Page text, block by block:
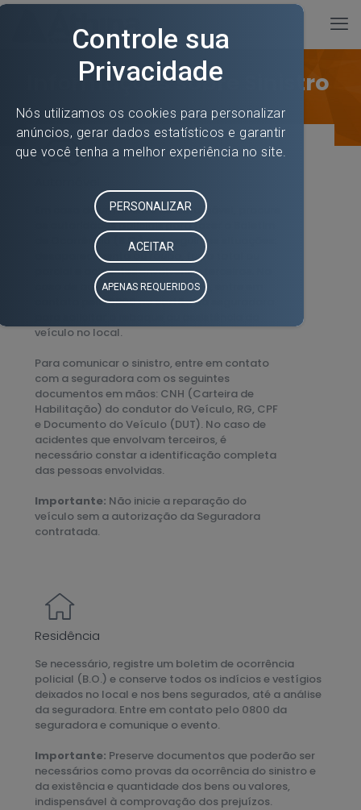
Informações sobre Sinistro
Em caso de um sinistro de automóvel, procure
as autoridades policiais para fazer o Boletim
de Ocorrência (B.O.) nas seguintes situações:
desaparecimento ou roubo, furto total ou
parcial e acidentes envolvendo terceiros. No
caso de acidentes, se necessário, entre em
contato pelo 0800 no cartão da seguradora
veículo no local.
Para comunicar o sinistro, entre em contato
com a seguradora com os seguintes
documentos em mãos: CNH (Carteira de
Habilitação) do condutor do Veículo, RG, CPF
e Documento do Veículo (DUT). No caso de
acidentes que envolvam terceiros, é
necessário constar a identificação completa
das pessoas envolvidas.
Importante: Não inicie a reparação do
veículo sem a autorização da Seguradora
contratada.
Residência
Se necessário, registre um boletim de ocorrência
policial (B.O.) e conserve todos os indícios e vestígios
deixados no local e nos bens segurados, até a análise
da seguradora. Entre em contato pelo 0800 da
seguradora e comunique o evento.
Importante: Preserve documentos que poderão ser
necessários como provas da ocorrência do sinistro e
da existência e quantidade dos bens ou valores,
indispensável à comprovação dos prejuízos.